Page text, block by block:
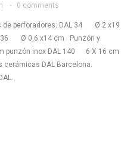
0 comments
de perforadores: DAL 34 Ø 2 x19
36 Ø 0,6 x14 cm Punzón y
punzón inox DAL 140 6 X 16 cm
DAL Barcelona.